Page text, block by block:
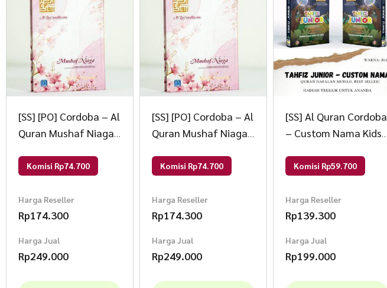
[SS] [PO] Cordoba – Al
Quran Mushaf Niaga
Custom 2
Komisi Rp74.700
Harga Reseller
Rp174.300
Harga Jual
Rp249.000
[SS] [PO] Cordoba – Al
Quran Mushaf Niaga
Custom 4
Komisi Rp74.700
Harga Reseller
Rp174.300
Harga Jual
Rp249.000
[SS] Al Quran Cordoba
– Custom Nama Kids
Purple
Komisi Rp59.700
Harga Reseller
Rp139.300
Harga Jual
Rp199.000